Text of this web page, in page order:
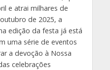
e atrai milhares de
de 2025, a
edição da festa já está
uma série de eventos
a devoção à Nossa
celebrações